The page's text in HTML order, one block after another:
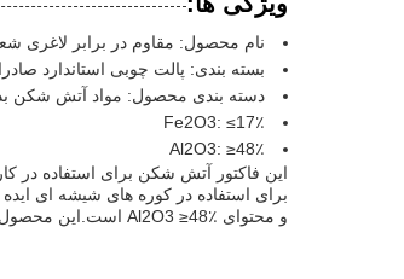
نام محصول: مقاوم در برابر لاغری
بسته بندی: پالت چوبی استاندارد
دسته بندی محصول: مواد آتش شکن
Fe2O3: ≤17٪
Al2O3: ≥48٪
و محتوای Al2O3 ≥48٪ است.این محصول یک جایگزین عالی برای آلیومینا بالا است آجر آتش شکن و خاکستری آجر آتش شکن.